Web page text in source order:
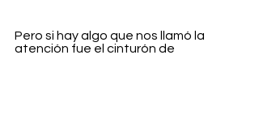
Pero si hay algo que nos llamó la
atención fue el cinturón de